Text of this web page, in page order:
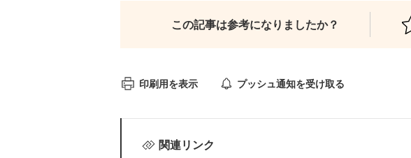
この記事は参考になりましたか？
印刷用を表示 プッシュ通知を受け取る
関連リンク